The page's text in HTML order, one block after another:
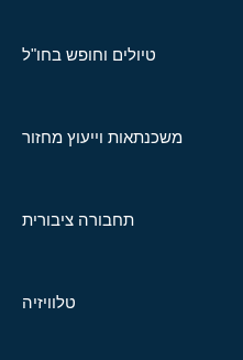
טיולים וחופש בחו"ל
משכנתאות וייעוץ מחזור
תחבורה ציבורית
טלוויזיה